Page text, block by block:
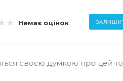
Немає оцінок
своєю думкою про цей